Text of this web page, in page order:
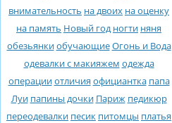
внимательность на двоих на оценку
на память Новый год ногти няня
обезьянкиобучающиеОгонь и Вода
одевалки с макияжем одежда
операцииотличия официантка папа
Луи папины дочки Париж педикюр
переодевалки песик питомцы платья